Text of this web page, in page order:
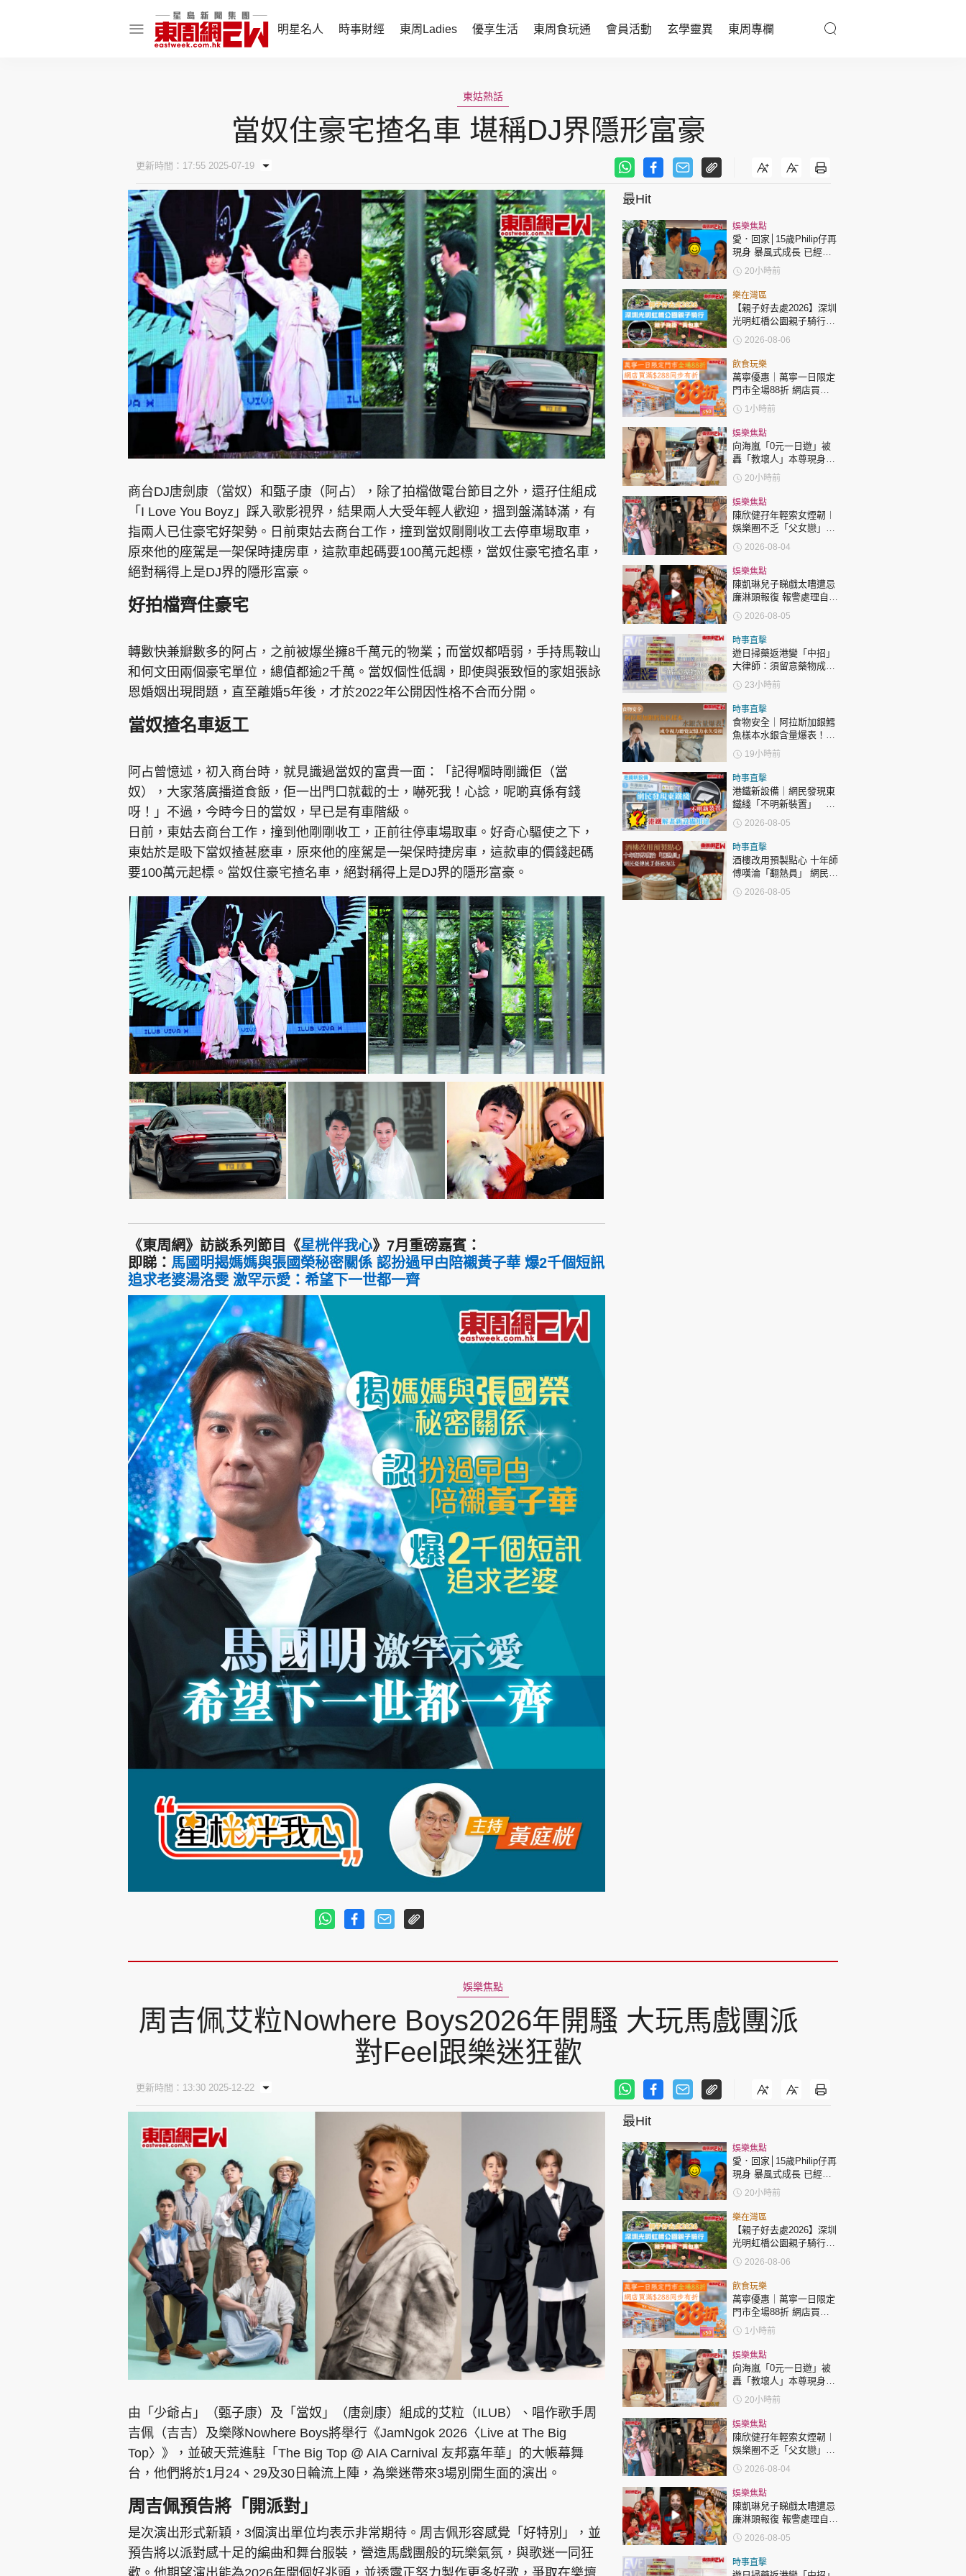
明星名人 時事財經 東周Ladies 優享生活 東周食玩通 會員活動 玄學靈異 東周專欄
東姑熱話
財經智庫
她世代力量
時尚生活
卓越女性
醫療百科
親子天地
與寵同行
東周食玩通
樂在灣區
飲食玩樂
會員活動
東周JETSO
玄學靈異
東勝運程
智富天下 李居明
神機妙算 李丞責
緣來有理 麥玲玲
鬼靈精怪 威師兄
東周專欄
娛樂名人
文化藝術
時政財經
健康生活
飲食旅遊
集團旗下品牌
東周刊 cazbuyer 東Touch PCM 電腦廣場 星島頭條 星島日報 頭條日報 星島環球 The Standard
Oh!爸媽 JobMarket 頭條搵工
關於我們 聯絡我們 隱私政策聲明 Copyright © 東周網 版權所有 . 不得轉載 ©Eastweek.com.hk. All rights reserved.
東姑熱話
當奴住豪宅揸名車 堪稱DJ界隱形富豪
更新時間：17:55 2025-07-19
商台DJ唐劍康（當奴）和甄子康（阿占），除了拍檔做電台節目之外，還孖住組成
「I Love You Boyz」踩入歌影視界，結果兩人大受年輕人歡迎，搵到盤滿缽滿，有
指兩人已住豪宅好架勢。日前東姑去商台工作，撞到當奴剛剛收工去停車場取車，
原來他的座駕是一架保時捷房車，這款車起碼要100萬元起標，當奴住豪宅揸名車，
絕對稱得上是DJ界的隱形富豪。
好拍檔齊住豪宅
轉數快兼瓣數多的阿占，之前被爆坐擁8千萬元的物業；而當奴都唔弱，手持馬鞍山
和何文田兩個豪宅單位，總值都逾2千萬。當奴個性低調，即使與張致恒的家姐張詠
恩婚姻出現問題，直至離婚5年後，才於2022年公開因性格不合而分開。
當奴揸名車返工
阿占曾憶述，初入商台時，就見識過當奴的富貴一面：「記得嗰時剛識佢（當
奴），大家落廣播道食飯，佢一出門口就截的士，嚇死我！心諗，呢啲真係有錢
呀！」不過，今時今日的當奴，早已是有車階級。
日前，東姑去商台工作，撞到他剛剛收工，正前往停車場取車。好奇心驅使之下，
東姑於是𥄫下當奴揸甚麽車，原來他的座駕是一架保時捷房車，這款車的價錢起碼
要100萬元起標。當奴住豪宅揸名車，絕對稱得上是DJ界的隱形富豪。
《東周網》訪談系列節目《星桄伴我心》7月重磅嘉賓：
即睇： 馬國明揭媽媽與張國榮秘密關係 認扮過曱甴陪襯黃子華 爆2千個短訊
追求老婆湯洛雯 激罕示愛：希望下一世都一齊
最Hit
娛樂焦點
愛．回家│15歲Philip仔再
現身 暴風式成長 已經高
過「三太」樊亦敏！
20小時前
樂在灣區
【親子好去處2026】深圳
光明虹橋公園親子騎行：
「電助力黃包車」2小時
環湖
2026-08-06
飲食玩樂
萬寧優惠｜萬寧一日限定
門市全場88折 網店買滿
$288同步有折
1小時前
娛樂焦點
向海嵐「0元一日遊」被
轟「教壞人」本尊現身回
應網民
20小時前
娛樂焦點
陳欣健孖年輕索女煙韌︱
娛樂圈不乏「父女戀」
「爺孫戀」 年齡差距最大
達51歲 最受矚目有李龍
基謝賢
2026-08-04
娛樂焦點
陳凱琳兒子睇戲太嘈遭忌
廉淋頭報復 報警處理自責
護子不力 歐錦棠陳倩揚齊
表態「媽媽有責任」
2026-08-05
時事直擊
遊日掃藥返港變「中招」
大律師：須留意藥物成分
自用代購都唔係護身符
23小時前
時事直擊
食物安全｜阿拉斯加銀鱈
魚樣本水銀含量爆表！或
令視力聽覺記憶力永久受
損
19小時前
時事直擊
港鐵新設備｜網民發現東
鐵綫「不明新裝置」 港
鐵解畫新設備用途
2026-08-05
時事直擊
酒樓改用預製點心 十年師
傅嘆淪「翻熱員」 網民憂
傳統手藝被淘汰
2026-08-05
娛樂焦點
周吉佩艾粒Nowhere Boys2026年開騷 大玩馬戲團派
對Feel跟樂迷狂歡
更新時間：13:30 2025-12-22
由「少爺占」（甄子康）及「當奴」（唐劍康）組成的艾粒（ILUB）、唱作歌手周
吉佩（吉吉）及樂隊Nowhere Boys將舉行《JamNgok 2026〈Live at The Big
Top〉》，並破天荒進駐「The Big Top @ AIA Carnival 友邦嘉年華」的大帳幕舞
台，他們將於1月24、29及30日輪流上陣，為樂迷帶來3場別開生面的演出。
周吉佩預告將「開派對」
是次演出形式新穎，3個演出單位均表示非常期待。周吉佩形容感覺「好特別」，並
預告將以派對感十足的編曲和舞台服裝，營造馬戲團般的玩樂氣氛，與歌迷一同狂
最Hit
娛樂焦點
愛．回家│15歲Philip仔再
現身 暴風式成長 已經高
過「三太」樊亦敏！
20小時前
樂在灣區
【親子好去處2026】深圳
光明虹橋公園親子騎行：
「電助力黃包車」2小時
環湖
2026-08-06
飲食玩樂
萬寧優惠｜萬寧一日限定
門市全場88折 網店買滿
$288同步有折
1小時前
娛樂焦點
向海嵐「0元一日遊」被
轟「教壞人」本尊現身回
應網民
20小時前
娛樂焦點
陳欣健孖年輕索女煙韌︱
娛樂圈不乏「父女戀」
「爺孫戀」 年齡差距最大
達51歲 最受矚目有李龍
基謝賢
2026-08-04
娛樂焦點
陳凱琳兒子睇戲太嘈遭忌
廉淋頭報復 報警處理自責
護子不力 歐錦棠陳倩揚齊
表態「媽媽有責任」
2026-08-05
時事直擊